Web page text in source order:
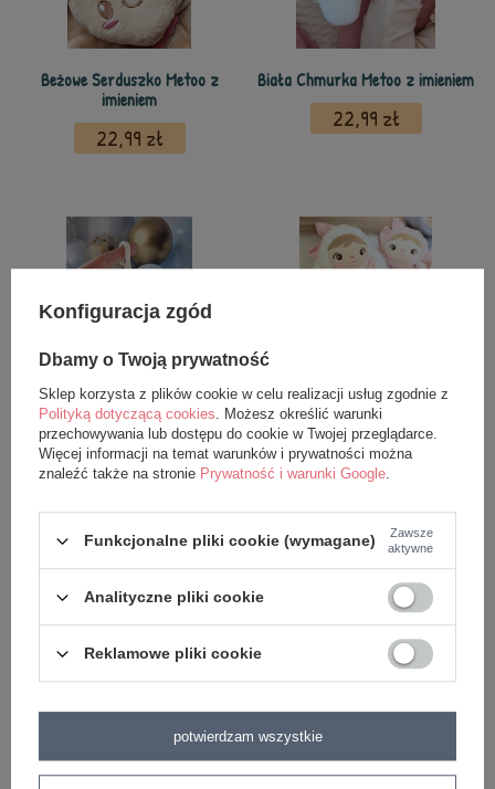
Beżowe Serduszko Metoo z
imieniem
22,99 zł
Biała Chmurka Metoo z imieniem
22,99 zł
Biały Miś Metoo z imieniem
22,99 zł
Metoo Różowe Autko XL z
personalizacją
69,99 zł
Metoo Beżowe Serduszko XL z
personalizacją
Metoo Beżowa Gwiazda XL z
personalizacją
Konfiguracja zgód
Dbamy o Twoją prywatność
Sklep korzysta z plików cookie w celu realizacji usług zgodnie z
Polityką dotyczącą cookies. Możesz określić warunki
przechowywania lub dostępu do cookie w Twojej przeglądarce.
Więcej informacji na temat warunków i prywatności można
znaleźć także na stronie Prywatność i warunki Google.
Funkcjonalne pliki cookie (wymagane)
Zawsze
aktywne
Analityczne pliki cookie
Reklamowe pliki cookie
potwierdzam wszystkie